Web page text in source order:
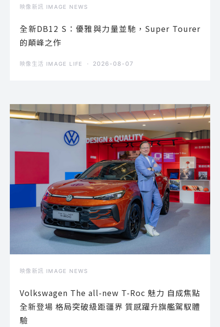
映像新訊 IMAGE NEWS
全新DB12 S：優雅與力量並馳，Super Tourer
的顛峰之作
映像生活 IMAGE LIFE 2026-08-07
映像新訊 IMAGE NEWS
Volkswagen The all-new T-Roc 魅力 自成焦點
全新登場 格局突破級距疆界 質感躍升旗艦駕馭體
驗